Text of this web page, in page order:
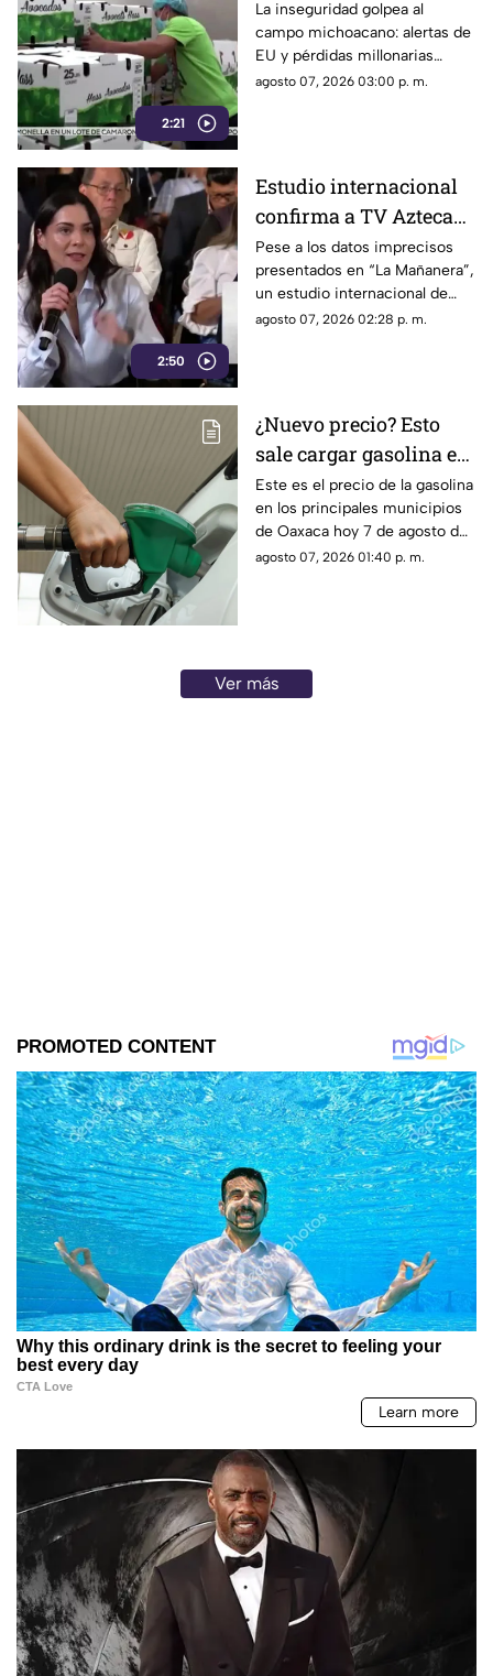
2:21
exportación de
aguacate y deja
pérdidas millonarias
La inseguridad golpea al
campo michoacano: alertas de
EU y pérdidas millonarias
afectan la exportación de
agosto 07, 2026 03:00 p. m.
2:50
Estudio internacional
confirma a TV Azteca
como el medio líder en
credibilidad y alcance
Pese a los datos imprecisos
presentados en “La Mañanera”,
un estudio internacional de
Reuters confirma que TV
agosto 07, 2026 02:28 p. m.
¿Nuevo precio? Esto
sale cargar gasolina en
Oaxaca este viernes 7
de agosto
Este es el precio de la gasolina
en los principales municipios
de Oaxaca hoy 7 de agosto de
2026; ten en cuenta que el
agosto 07, 2026 01:40 p. m.
Ver más